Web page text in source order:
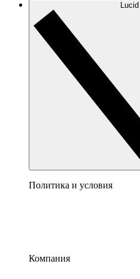
Политика и условия
Компания